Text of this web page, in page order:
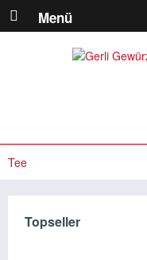
Menü
Tee
Topseller